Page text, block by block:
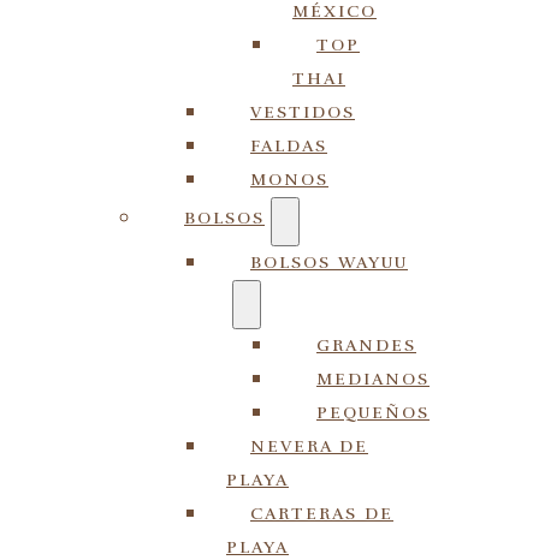
MÉXICO
TOP
THAI
VESTIDOS
FALDAS
MONOS
BOLSOS
BOLSOS WAYUU
GRANDES
MEDIANOS
PEQUEÑOS
NEVERA DE
PLAYA
CARTERAS DE
PLAYA